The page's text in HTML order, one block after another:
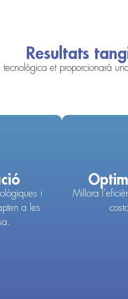
Resultats
tecnològica et proporcionarà
i
a les
Millora